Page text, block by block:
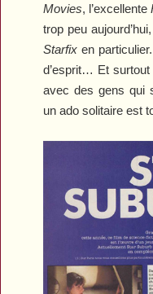
Movies, l’excellente
trop peu aujourd’hui,
Starfix en
d’esprit… Et surtout
avec des gens qui
un ado solitaire est